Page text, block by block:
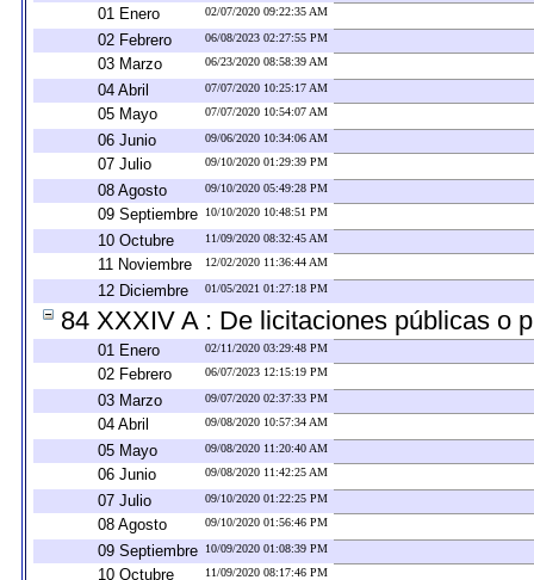
01 Enero 02/07/2020 09:22:35 AM
02 Febrero 06/08/2023 02:27:55 PM
03 Marzo 06/23/2020 08:58:39 AM
04 Abril 07/07/2020 10:25:17 AM
05 Mayo 07/07/2020 10:54:07 AM
06 Junio 09/06/2020 10:34:06 AM
07 Julio 09/10/2020 01:29:39 PM
08 Agosto 09/10/2020 05:49:28 PM
09 Septiembre 10/10/2020 10:48:51 PM
10 Octubre 11/09/2020 08:32:45 AM
11 Noviembre 12/02/2020 11:36:44 AM
12 Diciembre 01/05/2021 01:27:18 PM
84 XXXIV A : De licitaciones públicas o
01 Enero 02/11/2020 03:29:48 PM
02 Febrero 06/07/2023 12:15:19 PM
03 Marzo 09/07/2020 02:37:33 PM
04 Abril 09/08/2020 10:57:34 AM
05 Mayo 09/08/2020 11:20:40 AM
06 Junio 09/08/2020 11:42:25 AM
07 Julio 09/10/2020 01:22:25 PM
08 Agosto 09/10/2020 01:56:46 PM
09 Septiembre 10/09/2020 01:08:39 PM
10 Octubre 11/09/2020 08:17:46 PM